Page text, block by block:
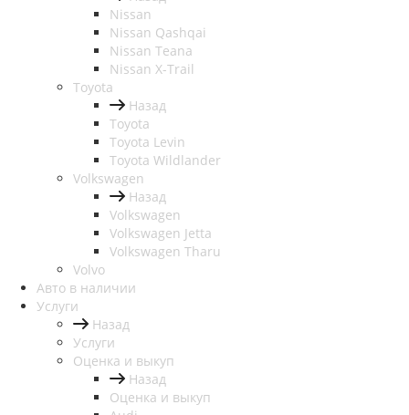
Nissan
Nissan Qashqai
Nissan Teana
Nissan X-Trail
Toyota
Назад
Toyota
Toyota Levin
Toyota Wildlander
Volkswagen
Назад
Volkswagen
Volkswagen Jetta
Volkswagen Tharu
Volvo
Авто в наличии
Услуги
Назад
Услуги
Оценка и выкуп
Назад
Оценка и выкуп